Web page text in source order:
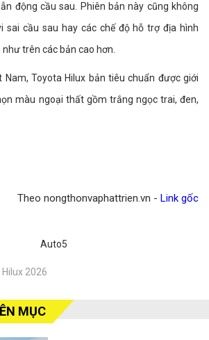
động cầu sau. Phiên bản này cũng không
sai cầu sau hay các chế độ hỗ trợ địa hình
trên các bản cao hơn.
Nam, Toyota Hilux bản tiêu chuẩn được giới
màu ngoại thất gồm trắng ngọc trai, đen,
Theo nongthonvaphattrien.vn - Link gốc
Auto5
2026
MỤC